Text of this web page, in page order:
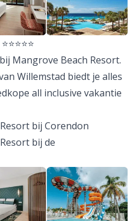
Mangrove Beach Resort.
Willemstad biedt je alles
all inclusive vakantie
bij Corendon
bij de